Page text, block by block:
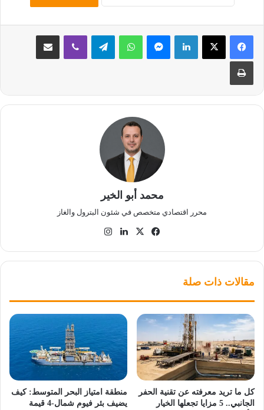
لينكدإن ماسنجر واتساب تيلقرام ڤايبر مشاركة عبر البريد
طباعة
محمد أبو الخير
محرر اقتصادي متخصص في شئون البترول والغاز
فيسبوك
‫X لينكدإن
مقالات ذات صلة
كل ما تريد معرفته عن تقنية الحفر
الجانبي.. 5 مزايا تجعلها الخيار
منطقة امتياز البحر المتوسط: كيف
يضيف بئر فيوم شمال-4 قيمة